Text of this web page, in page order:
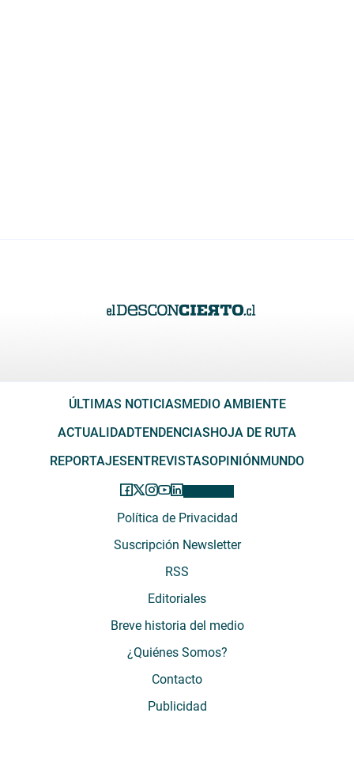
ÚLTIMAS NOTICIASMEDIO AMBIENTE
ACTUALIDADTENDENCIASHOJA DE RUTA
REPORTAJESENTREVISTASOPINIÓNMUNDO
Política de Privacidad
Suscripción Newsletter
RSS
Editoriales
Breve historia del medio
¿Quiénes Somos?
Contacto
Publicidad